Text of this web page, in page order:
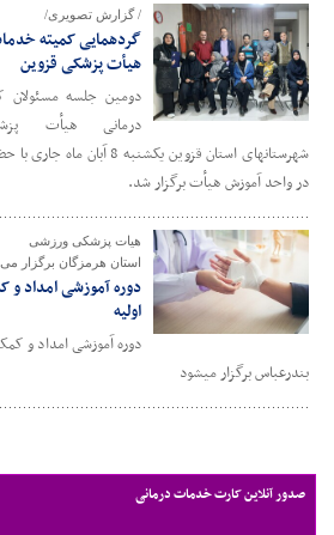
/ گزارش تصویری/
گردهمایی کمیته
هیأت پزشکی قزوین
دومین جلسه مسئولان
درمانی هیأت
شهرستانهای استان قزوین یکشنبه 8
در واحد آموزش هیأت برگزار شد.
هیات پزشکی ورزشی
استان هرمزگان برگزار می
دوره آموزشی امداد
اولیه
دوره آموزشی امداد و
بندرعباس برگزار میشود
صدور آنلاین کارت خدمات درمانی